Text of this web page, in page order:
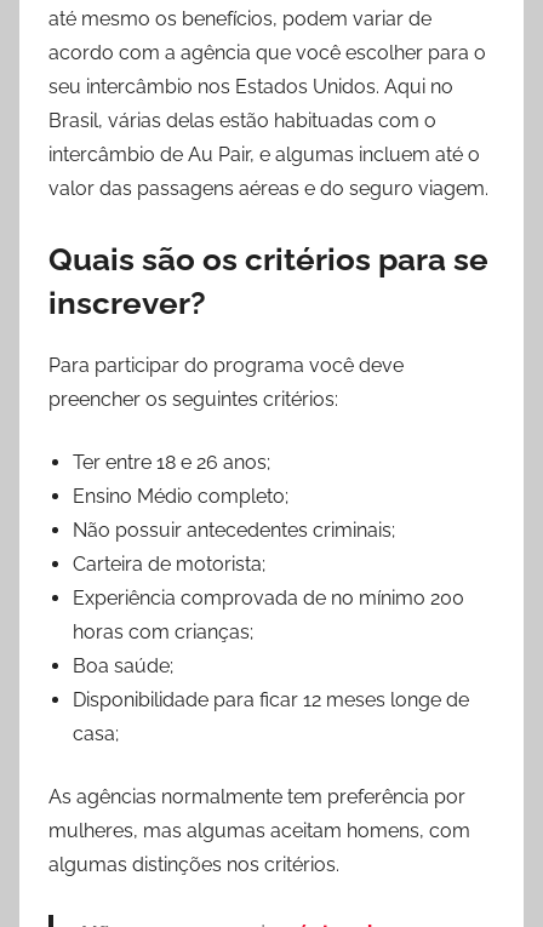
até mesmo os benefícios, podem variar de
acordo com a agência que você escolher para o
seu intercâmbio nos Estados Unidos. Aqui no
Brasil, várias delas estão habituadas com o
intercâmbio de Au Pair, e algumas incluem até o
valor das passagens aéreas e do seguro viagem.
Quais são os critérios para se
inscrever?
Para participar do programa você deve
preencher os seguintes critérios:
Ter entre 18 e 26 anos;
Ensino Médio completo;
Não possuir antecedentes criminais;
Carteira de motorista;
Experiência comprovada de no mínimo 200
horas com crianças;
Boa saúde;
Disponibilidade para ficar 12 meses longe de
casa;
As agências normalmente tem preferência por
mulheres, mas algumas aceitam homens, com
algumas distinções nos critérios.